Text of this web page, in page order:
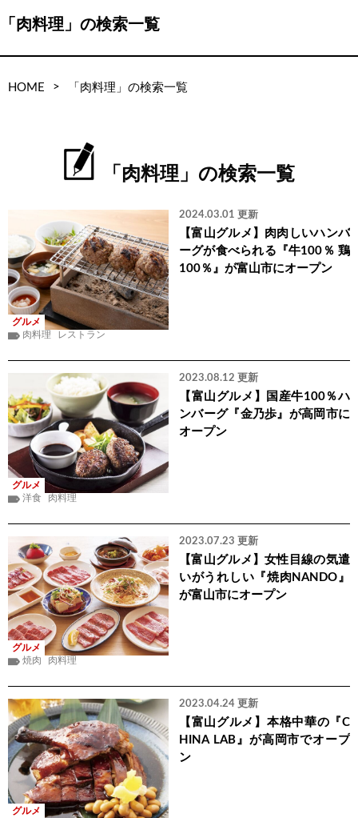
「肉料理」の検索一覧
HOME > 「肉料理」の検索一覧
「肉料理」の検索一覧
グルメ
2024.03.01 更新
【富山グルメ】肉肉しいハンバ
ーグが食べられる『牛100％ 鶏
100％』が富山市にオープン
肉料理 レストラン
グルメ
2023.08.12 更新
【富山グルメ】国産牛100％ハ
ンバーグ『金乃歩』が高岡市に
オープン
洋食 肉料理
グルメ
2023.07.23 更新
【富山グルメ】女性目線の気遣
いがうれしい『焼肉NANDO』
が富山市にオープン
焼肉 肉料理
グルメ
2023.04.24 更新
【富山グルメ】本格中華の『C
HINA LAB』が高岡市でオープ
ン